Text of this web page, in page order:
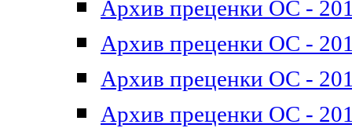
Архив преценки ОС -
Архив преценки ОС -
Архив преценки ОС -
Архив преценки ОС -